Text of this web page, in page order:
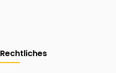
Rechtliches